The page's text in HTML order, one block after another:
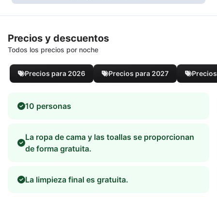
Precios y descuentos
Todos los precios por noche
Precios para 2026 Precios para 2027
10 personas
La ropa de cama y las toallas se proporcionan
de forma gratuita.
La limpieza final es gratuita.